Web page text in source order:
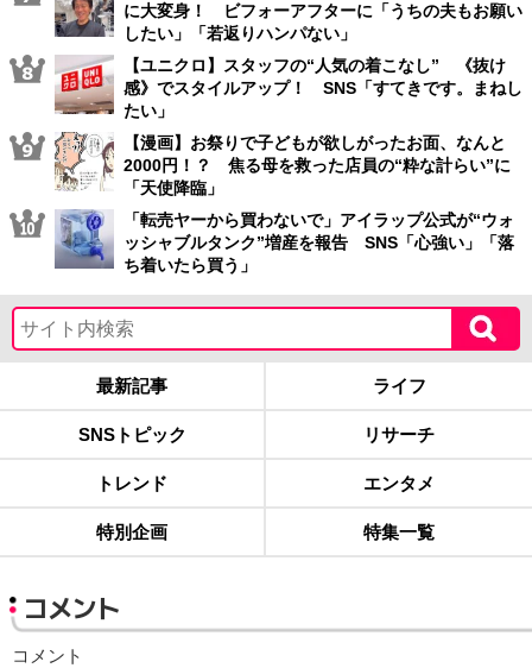
に大変身！ ビフォーアフターに「うちの夫もお願い
したい」「若返りハンパない」
【ユニクロ】スタッフの“人気の着こなし” 《抜け
感》でスタイルアップ！ SNS「すてきです。まねし
たい」
【漫画】お祭りで子どもが欲しがったお面、なんと
2000円！？ 焦る母を救った店員の“粋な計らい”に
「天使降臨」
「転売ヤーから買わないで」アイラップ公式が“ウォ
ッシャブルタンク”増産を報告 SNS「心強い」「落
ち着いたら買う」
最新記事 ライフ
SNSトピック リサーチ
トレンド エンタメ
特別企画 特集一覧
コメント
コメント